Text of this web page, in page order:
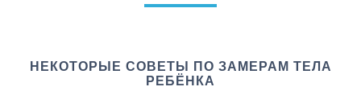
НЕКОТОРЫЕ СОВЕТЫ ПО ЗАМЕРАМ ТЕЛА
РЕБЁНКА